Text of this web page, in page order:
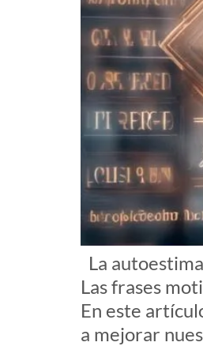
La
Las frases
En este
a mejorar